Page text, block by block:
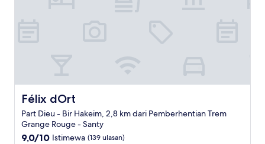
Félix dOrt
Félix dOrt
Part Dieu - Bir Hakeim, 2,8 km dari Pemberhentian Trem
Grange Rouge - Santy
9.0
9,0/10 Istimewa (139 ulasan)